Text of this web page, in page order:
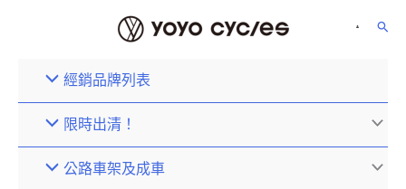
經銷品牌列表
限時出清！
公路車架及成車